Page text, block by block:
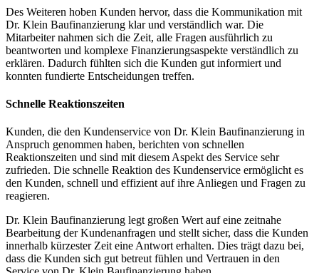
Des Weiteren hoben Kunden hervor, dass die Kommunikation mit
Dr. Klein Baufinanzierung klar und verständlich war. Die
Mitarbeiter nahmen sich die Zeit, alle Fragen ausführlich zu
beantworten und komplexe Finanzierungsaspekte verständlich zu
erklären. Dadurch fühlten sich die Kunden gut informiert und
konnten fundierte Entscheidungen treffen.
Schnelle Reaktionszeiten
Kunden, die den Kundenservice von Dr. Klein Baufinanzierung in
Anspruch genommen haben, berichten von schnellen
Reaktionszeiten und sind mit diesem Aspekt des Service sehr
zufrieden. Die schnelle Reaktion des Kundenservice ermöglicht es
den Kunden, schnell und effizient auf ihre Anliegen und Fragen zu
reagieren.
Dr. Klein Baufinanzierung legt großen Wert auf eine zeitnahe
Bearbeitung der Kundenanfragen und stellt sicher, dass die Kunden
innerhalb kürzester Zeit eine Antwort erhalten. Dies trägt dazu bei,
dass die Kunden sich gut betreut fühlen und Vertrauen in den